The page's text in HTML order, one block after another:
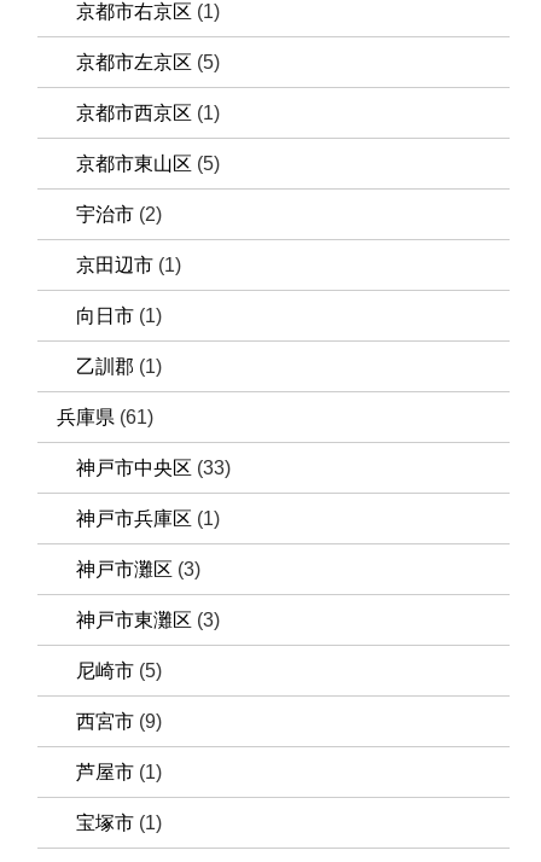
京都市右京区 (1)
京都市左京区 (5)
京都市西京区 (1)
京都市東山区 (5)
宇治市 (2)
京田辺市 (1)
向日市 (1)
乙訓郡 (1)
兵庫県 (61)
神戸市中央区 (33)
神戸市兵庫区 (1)
神戸市灘区 (3)
神戸市東灘区 (3)
尼崎市 (5)
西宮市 (9)
芦屋市 (1)
宝塚市 (1)